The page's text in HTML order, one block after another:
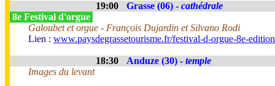
19:00 Grasse (06) - cathédrale
8e Festival d'orgue
Galoubet et orgue - François Dujardin et Silvano Rodi
Lien : www.paysdegrassetourisme.fr/festival-d-orgue-8e-
18:30 Anduze (30) - temple
Images du levant